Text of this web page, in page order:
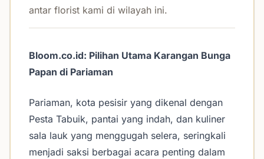
antar florist kami di wilayah ini.
Bloom.co.id: Pilihan Utama Karangan Bunga
Papan di Pariaman
Pariaman, kota pesisir yang dikenal dengan
Pesta Tabuik, pantai yang indah, dan kuliner
sala lauk yang menggugah selera, seringkali
menjadi saksi berbagai acara penting dalam